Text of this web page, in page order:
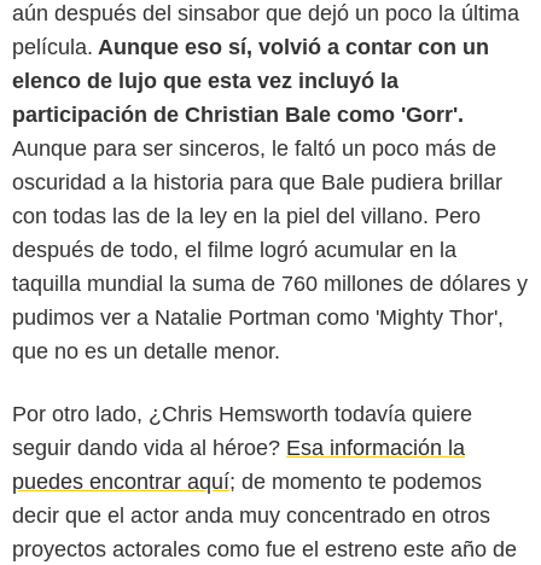
aún después del sinsabor que dejó un poco la última
película. Aunque eso sí, volvió a contar con un
elenco de lujo que esta vez incluyó la
participación de Christian Bale como 'Gorr'.
Aunque para ser sinceros, le faltó un poco más de
oscuridad a la historia para que Bale pudiera brillar
con todas las de la ley en la piel del villano. Pero
después de todo, el filme logró acumular en la
taquilla mundial la suma de 760 millones de dólares y
pudimos ver a Natalie Portman como 'Mighty Thor',
que no es un detalle menor.
Por otro lado, ¿Chris Hemsworth todavía quiere
seguir dando vida al héroe? Esa información la
puedes encontrar aquí; de momento te podemos
decir que el actor anda muy concentrado en otros
proyectos actorales como fue el estreno este año de